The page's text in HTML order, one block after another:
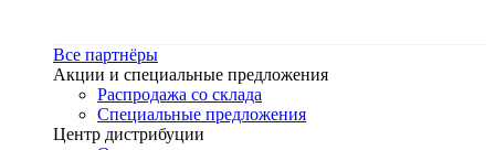
Все партнёры
Акции и специальные предложения
Распродажа со склада
Специальные предложения
Центр дистрибуции